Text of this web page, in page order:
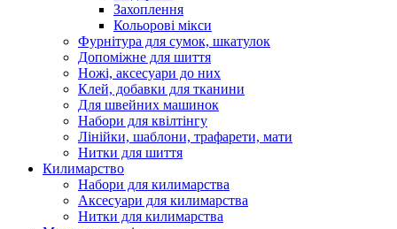
Захоплення
Кольорові мікси
Фурнітура для сумок, шкатулок
Допоміжне для шиття
Ножі, аксесуари до них
Клей, добавки для тканини
Для швейних машинок
Набори для квілтінгу
Лінійки, шаблони, трафарети, мати
Нитки для шиття
Килимарство
Набори для килимарства
Аксесуари для килимарства
Нитки для килимарства